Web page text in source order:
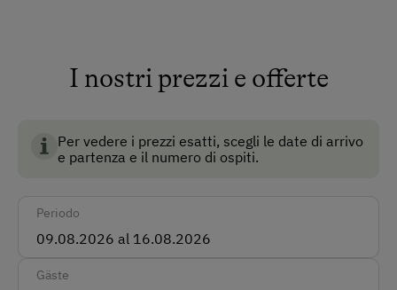
Autobus
Treno
Pagamento in contanti
BIO AUSTRIA è sinonimo di agricoltura biologica
per l'ambiente, il benessere degli animali e la qualità
degli alimenti.
I nostri prezzi e offerte
Per vedere i prezzi esatti, scegli le date di arrivo
e partenza e il numero di ospiti.
Periodo
Gäste